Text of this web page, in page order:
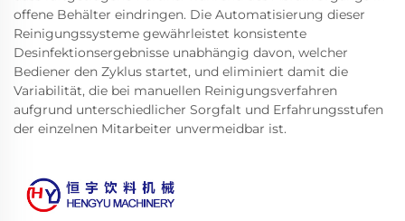
offene Behälter eindringen. Die Automatisierung dieser
Reinigungssysteme gewährleistet konsistente
Desinfektionsergebnisse unabhängig davon, welcher
Bediener den Zyklus startet, und eliminiert damit die
Variabilität, die bei manuellen Reinigungsverfahren
aufgrund unterschiedlicher Sorgfalt und Erfahrungsstufen
der einzelnen Mitarbeiter unvermeidbar ist.